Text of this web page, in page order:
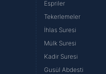
Espriler
Tekerlemeler
İhlas Suresi
Mülk Suresi
Kadir Suresi
Gusül Abdesti